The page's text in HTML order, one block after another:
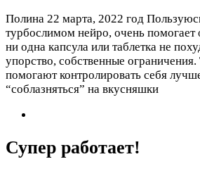
Полина 22 марта, 2022 год
турбослимом нейро, очень помогает
ни одна капсула или таблетка не
упорство, собственные
помогают контролировать себя
“соблазняться” на вкусняшки
Супер работает!